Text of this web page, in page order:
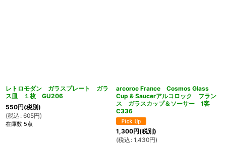
レトロモダン ガラスプレート ガラ
ス皿 １枚 GU206
550円(税別)
(税込 : 605円)
在庫数 5点
arcoroc France Cosmos Glass
Cup & Saucerアルコロック フラン
ス ガラスカップ＆ソーサー 1客
C336
1,300円(税別)
(税込 : 1,430円)